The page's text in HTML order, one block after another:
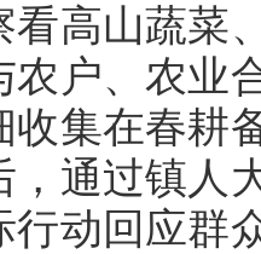
看高山蔬菜
农户、农业
收集在春耕
，通过镇人
行动回应群